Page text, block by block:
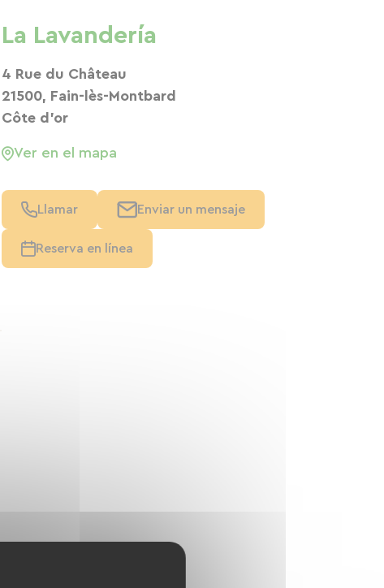
La Lavandería
4 Rue du Château
21500, Fain-lès-Montbard
Côte d'or
Ver en el mapa
Llamar Enviar un mensaje
Reserva en línea